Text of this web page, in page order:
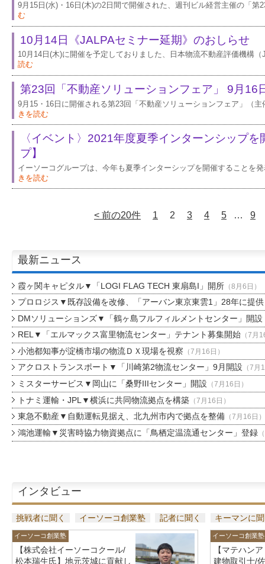
9月15日(水)・16日(木)の2日間で開催された、週刊ビル経営主催の「第
む
10月14日《JALPAセミナー延期》のおしらせ
10月14日(木)に開催を予定しておりました、日本物流不動産評価機構
読む
第23回「不動産ソリューションフェア」 9月16
9月15・16日に開催される第23回「不動産ソリューションフェア」（
きを読む
〈イベント〉2021年度夏季インターンシップ
プ】
イーソーコグループは、今年も夏季インターシップを開催することを
きを読む
< 前の20件 1 2 3 4 5 … 9
最新ニュース
霞ヶ関キャピタル▼「LOGI FLAG TECH 東扇島I」開所（8月6日）
プロロジス▼既存設備を改修、「アーバン東京東雲1」28年に提供
DMソリューションズ▼「鶴ヶ島フルフィルメントセンター」開設
REL▼「エルマックス富里物流センター」テナント募集開始（7月
小池都知事が淀橋市場の物流ＤＸ現場を視察 （7月16日）
アクロストランスポート▼「川崎第2物流センター」9月開設 （7月
ミスターサービス▼岡山に「桑野IIIセンター」開設 （7月16日）
トナミ運輸・JPL▼横浜に共同物流拠点を構築（7月16日）
東急不動産▼自動運転見据え、北九州市内で拠点を整備（7月16日）
鴻池運輸▼災害時協力物資拠点に「鳥栖定温流通センター」登録
インタビュー
挑戦者に聞く イーソーコ創業塾 記者に聞く キーマンに
イーソーコ創業塾
【株式会社イーソーコクール/
松本瑞生氏】地元茨城に貢献し
イーソーコ創業塾
【マテハン
建物取引士/